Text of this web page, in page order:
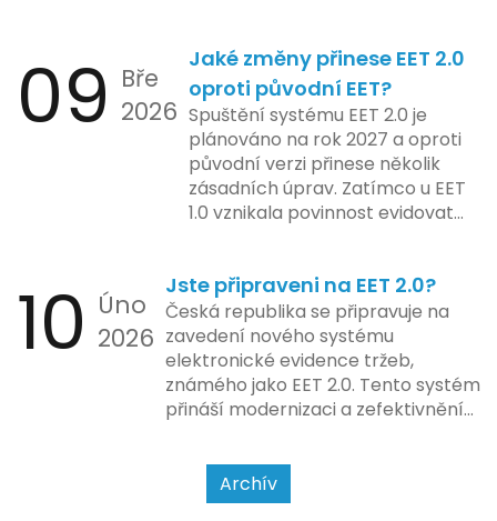
integraci systému EET 2.0 do
praxe, s povinností prodejců
zapojit se do nového systému,
včetně zvýšeného dohledu nad
dodržováním pravidel.
pokladen, co se občas zasekly, až
po ty nejmodernější dotykové
systémy, co umí pomalu i kafe
uvařit. A jedno vím jistě: legislativa
se mění, ale základní pravidlo
zůstává – pokladna musí šlapat
jako hodinky. Jinak jsou problémy.
09 Bře
2026
Jaké změny přinese EET 2.0
oproti původní EET?
Spuštění systému EET 2.0 je
plánováno na rok 2027 a oproti
původní verzi přinese několik
zásadních úprav. Zatímco u EET
1.0 vznikala povinnost evidovat
bezhotovostní transakci – nově
se má tato povinnost odvíjet od
povahy podnikatelské činnosti a
způsobu interakce se
zákazníkem.
10 Úno
2026
Jste připraveni na EET 2.0?
Česká republika se připravuje na
zavedení nového systému
elektronické evidence tržeb,
známého jako EET 2.0. Tento systém
přináší modernizaci a zefektivnění
usnadnit život podnikatelům i
kontrolním orgánům. Podívejme se
na hlavní změny, které EET 2.0
Archív